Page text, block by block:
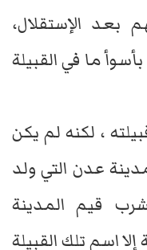
بعد الإستقلال،
ما في القبيلة
، لكنه لم يكن
عدن التي ولد
قيم المدينة
اسم تلك القبيلة